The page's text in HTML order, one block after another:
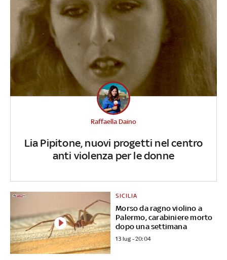
Lia Pipitone, nuovi progetti nel centro
anti violenza per le donne
Raffaella Daino
Morso da ragno violino a
Palermo, carabiniere morto
dopo una settimana
SICILIA
13 lug - 20:04